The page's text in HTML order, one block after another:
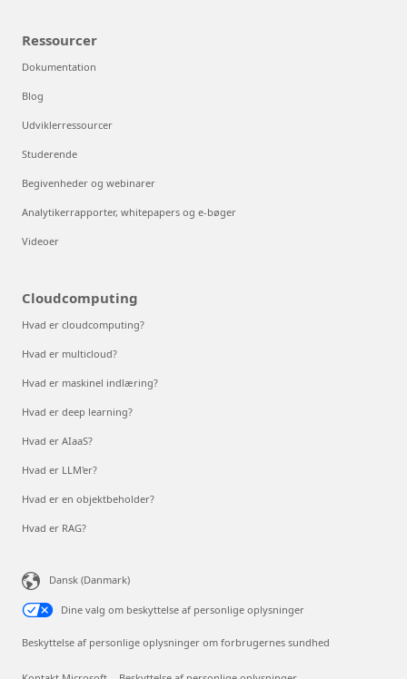
Ressourcer
Dokumentation
Blog
Udviklerressourcer
Studerende
Begivenheder og webinarer
Analytikerrapporter, whitepapers og e-bøger
Videoer
Cloudcomputing
Hvad er cloudcomputing?
Hvad er multicloud?
Hvad er maskinel indlæring?
Hvad er deep learning?
Hvad er AIaaS?
Hvad er LLM'er?
Hvad er en objektbeholder?
Hvad er RAG?
Dansk (Danmark)
Dine valg om beskyttelse af personlige oplysninger
Beskyttelse af personlige oplysninger om forbrugernes sundhed